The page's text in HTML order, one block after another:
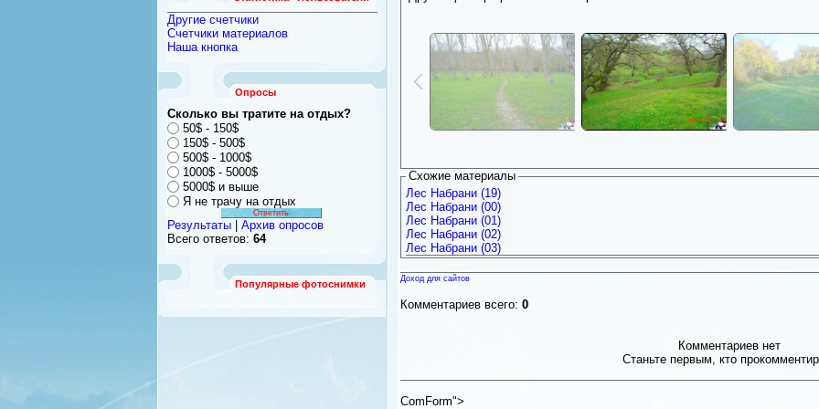
Другие счетчики
Счетчики материалов
Наша кнопка
Опросы
Сколько вы тратите на отдых?
50$ - 150$
150$ - 500$
500$ - 1000$
1000$ - 5000$
5000$ и выше
Я не трачу на отдых
Результаты
Архив опросов
Всего ответов: 64
Популярные фотоснимки
Схожие материалы
Лес Набрани (19)
Лес Набрани (00)
Лес Набрани (01)
Лес Набрани (02)
Лес Набрани (03)
Доход для сайтов
Комментариев всего: 0
Комментариев нет
Станьте первым, кто
ComForm">